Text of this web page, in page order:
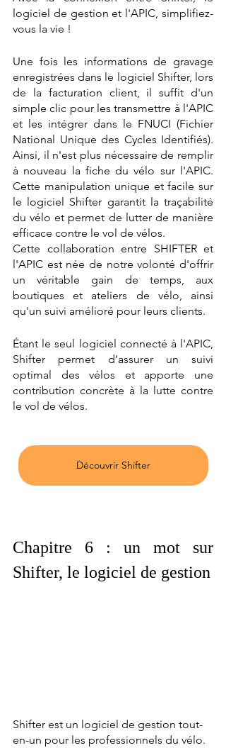
logiciel de gestion et l'APIC, simplifiez-
vous la vie !
Une fois les informations de gravage
enregistrées dans le logiciel Shifter, lors
de la facturation client, il suffit d'un
simple clic pour les transmettre à l'APIC
et les intégrer dans le FNUCI (Fichier
National Unique des Cycles Identifiés).
Ainsi, il n'est plus nécessaire de remplir
à nouveau la fiche du vélo sur l'APIC.
Cette manipulation unique et facile sur
le logiciel Shifter garantit la traçabilité
du vélo et permet de lutter de manière
efficace contre le vol de vélos.
Cette collaboration entre SHIFTER et
l'APIC est née de notre volonté d'offrir
un véritable gain de temps, aux
boutiques et ateliers de vélo, ainsi
qu'un suivi amélioré pour leurs clients.
Étant le seul logiciel connecté à l'APIC,
Shifter permet d’assurer un suivi
optimal des vélos et apporte une
contribution concrète à la lutte contre
le vol de vélos.
Découvrir Shifter
Chapitre 6 : un mot sur
Shifter est un logiciel de gestion tout-
en-un pour les professionnels du vélo.